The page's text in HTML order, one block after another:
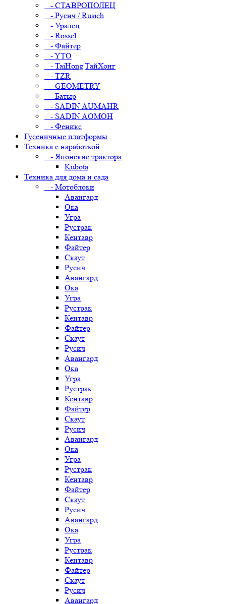
- СТАВРОПОЛЕЦ
- Русич / Rusich
- Уралец
- Rossel
- Файтер
- YTO
- TaiHong|ТайХонг
- TZR
- GEOMETRY
- Батыр
- SADIN AUMAHR
- SADIN AOMOH
- Феникс
Гусеничные платформы
Техника с наработкой
- Японские трактора
Kubota
Техника для дома и сада
- Мотоблоки
Авангард
Ока
Угра
Рустрак
Кентавр
Файтер
Скаут
Русич
Авангард
Ока
Угра
Рустрак
Кентавр
Файтер
Скаут
Русич
Авангард
Ока
Угра
Рустрак
Кентавр
Файтер
Скаут
Русич
Авангард
Ока
Угра
Рустрак
Кентавр
Файтер
Скаут
Русич
Авангард
Ока
Угра
Рустрак
Кентавр
Файтер
Скаут
Русич
Авангард